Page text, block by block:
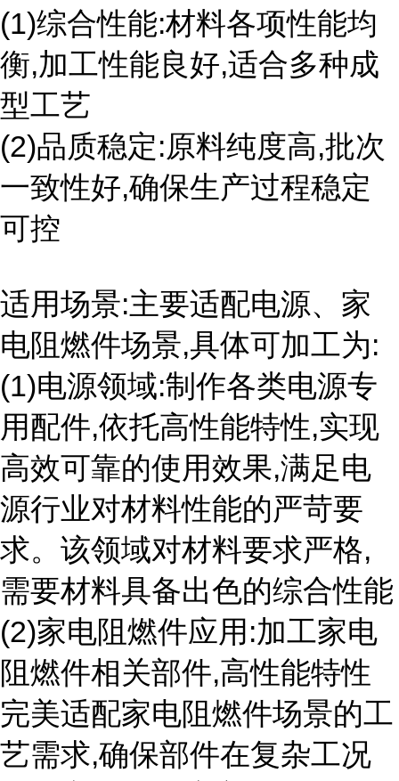
(1)综合性能:材料各项性能均
衡,加工性能良好,适合多种成
型工艺
(2)品质稳定:原料纯度高,批次
一致性好,确保生产过程稳定
可控
适用场景:主要适配电源、家
电阻燃件场景,具体可加工为:
(1)电源领域:制作各类电源专
用配件,依托高性能特性,实现
高效可靠的使用效果,满足电
源行业对材料性能的严苛要
求。该领域对材料要求严格,
需要材料具备出色的综合性能
(2)家电阻燃件应用:加工家电
阻燃件相关部件,高性能特性
完美适配家电阻燃件场景的工
艺需求,确保部件在复杂工况